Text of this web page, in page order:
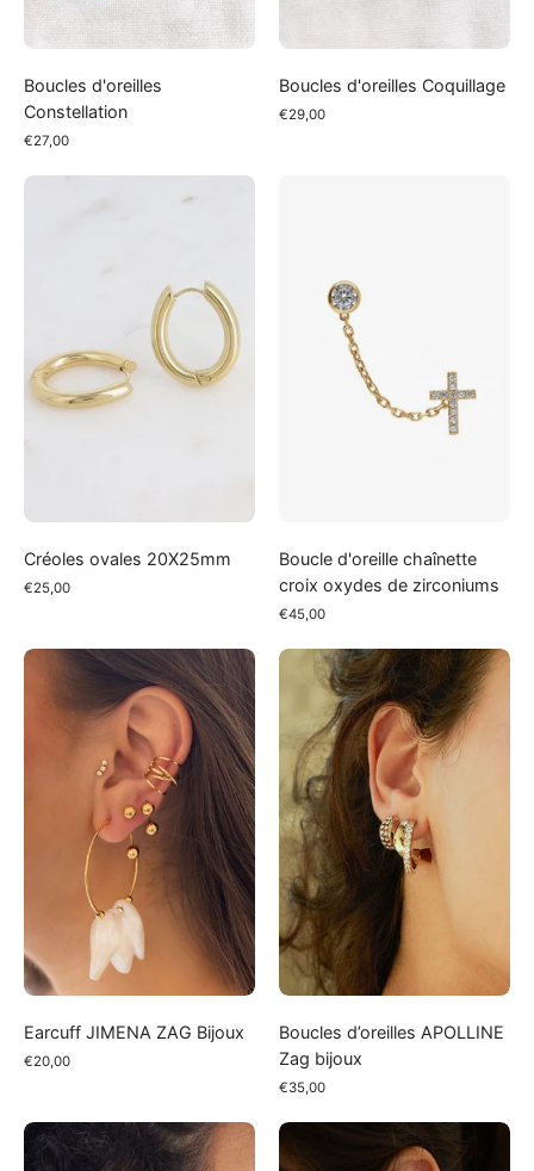
Boucles d'oreilles
Constellation
€27,00
Boucles d'oreilles Coquillage
€29,00
Créoles ovales 20X25mm
€25,00
Boucle d'oreille chaînette
croix oxydes de zirconiums
€45,00
Earcuff
JIMENA
ZAG
Bijoux
Earcuff JIMENA ZAG Bijoux
€20,00
Boucles
d’oreilles
APOLLINE
Zag
bijoux
Boucles d’oreilles APOLLINE
Zag bijoux
€35,00
Boucles
d’oreilles
Boucles
d’oreilles